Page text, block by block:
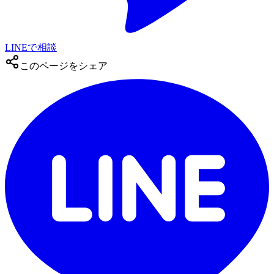
LINEで相談
このページをシェア